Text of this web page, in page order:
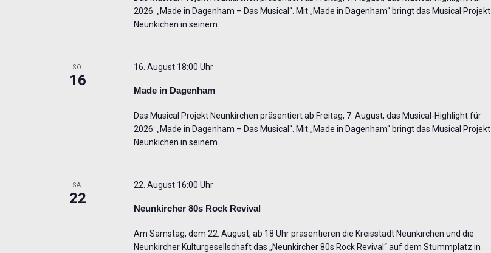
2026: „Made in Dagenham – Das Musical“. Mit „Made in Dagenham“ bringt das Musical Projekt
Neunkichen in seinem…
SO.
16
Made in Dagenham
16. August 18:00 Uhr
Das Musical Projekt Neunkirchen präsentiert ab Freitag, 7. August, das Musical-Highlight für
2026: „Made in Dagenham – Das Musical“. Mit „Made in Dagenham“ bringt das Musical Projekt
Neunkichen in seinem…
SA.
22
Neunkircher 80s Rock Revival
22. August 16:00 Uhr
Am Samstag, dem 22. August, ab 18 Uhr präsentieren die Kreisstadt Neunkirchen und die
Neunkircher Kulturgesellschaft das „Neunkircher 80s Rock Revival“ auf dem Stummplatz in